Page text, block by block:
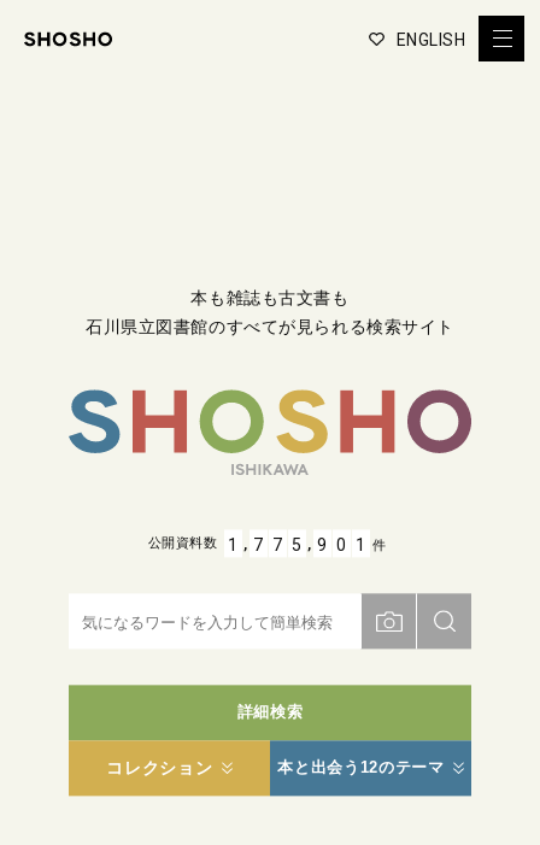
ENGLISH
本も雑誌も古文書も
石川県立図書館のすべてが見られる検索サイト
詳細検索
コレクション 本と出会う12のテーマ
公開資料数 1 , 7 7 5 , 9 0 1 件